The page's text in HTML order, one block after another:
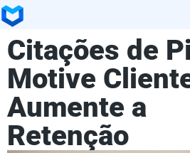
Citações de
Motive
Aumente a
Retenção